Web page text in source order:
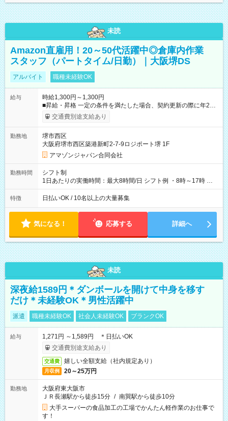
未読
Amazon直雇用！20～50代活躍中◎倉庫内作業
スタッフ（パートタイム/日勤）｜大阪堺DS
アルバイト 職種未経験OK
給与
時給1,300円～1,300円
■昇給・昇格 一定の条件を満たした場合、契約更新の際に年2回
まで昇給の機会があります。 ■正社員登用制度あり ※月末締/翌
月25日支払い ※時間外手当、別途支給 ※深夜割増賃金 (22:00～
☆Amazon直雇用で安定して働けます！ 【試用期間】試用期間
あり 試用期間の長さ：1週間 雇用形態、給与は本採用時と同じ
です。
交通費別途支給あり
勤務地
堺市西区
大阪府堺市西区築港新町2-7-9ロジポート堺 1F
アマゾンジャパン合同会社
勤務時間
シフト制
1日あたりの実働時間：最大8時間/日 シフト例 ・8時～17時 ・
12時～21時
特徴 日払いOK / 10名以上の大量募集
気になる！ 応募する 詳細へ
未読
深夜給1589円＊ダンボールを開けて中身を移す
だけ＊未経験OK＊男性活躍中
派遣 職種未経験OK 社会人未経験OK ブランクOK
給与
1,271円 ～1,589円 ＊日払いOK
交通費別途支給あり
交通費 嬉しい全額支給（社内規定あり）
月収例 20～25万円
勤務地
大阪府東大阪市
ＪＲ長瀬駅から徒歩15分 / 南巽駅から徒歩10分
大手スーパーの食品加工の工場でかんたん軽作業のお仕事で
す！